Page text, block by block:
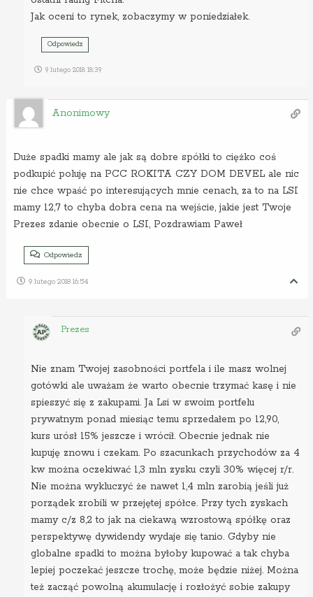
Jak oceni to rynek, zobaczymy w poniedziałek.
Odpowiedz
9 lutego 2018 18:39
Anonimowy
Duże spadki mamy ale jak są dobre spółki to ciężko coś
podkupić poluję na PCC ROKITA CZY DOM DEVEL ale nic
nie chce wpaść po interesujących mnie cenach, za to na LSI
mamy 12,7 to chyba dobra cena na wejście, jakie jest Twoje
Prezes zdanie obecnie o LSI, Pozdrawiam Paweł
Odpowiedz
9 lutego 2018 16:54
Prezes
Nie znam Twojej zasobności portfela i ile masz wolnej
gotówki ale uważam że warto obecnie trzymać kasę i nie
spieszyć się z zakupami. Ja Lsi w swoim portfelu
prywatnym ponad miesiąc temu sprzedałem po 12,90,
kurs urósł 15% jeszcze i wrócił. Obecnie jednak nie
kupuję znowu i czekam. Po szacunkach przychodów za 4
kw można oczekiwać 1,3 mln zysku czyli 30% więcej r/r.
Nie można wykluczyć że nawet 1,4 mln zarobią jeśli już
porządek zrobili w przejętej spółce. Przy tych zyskach
mamy c/z 8,2 to jak na ciekawą wzrostową spółkę oraz
perspektywę dywidendy wydaje się tanio. Gdyby nie
globalne spadki to można byłoby kupować a tak chyba
lepiej poczekać jeszcze trochę, może będzie niżej. Można
też zacząć powolną akumulację i rozłożyć sobie zakupy